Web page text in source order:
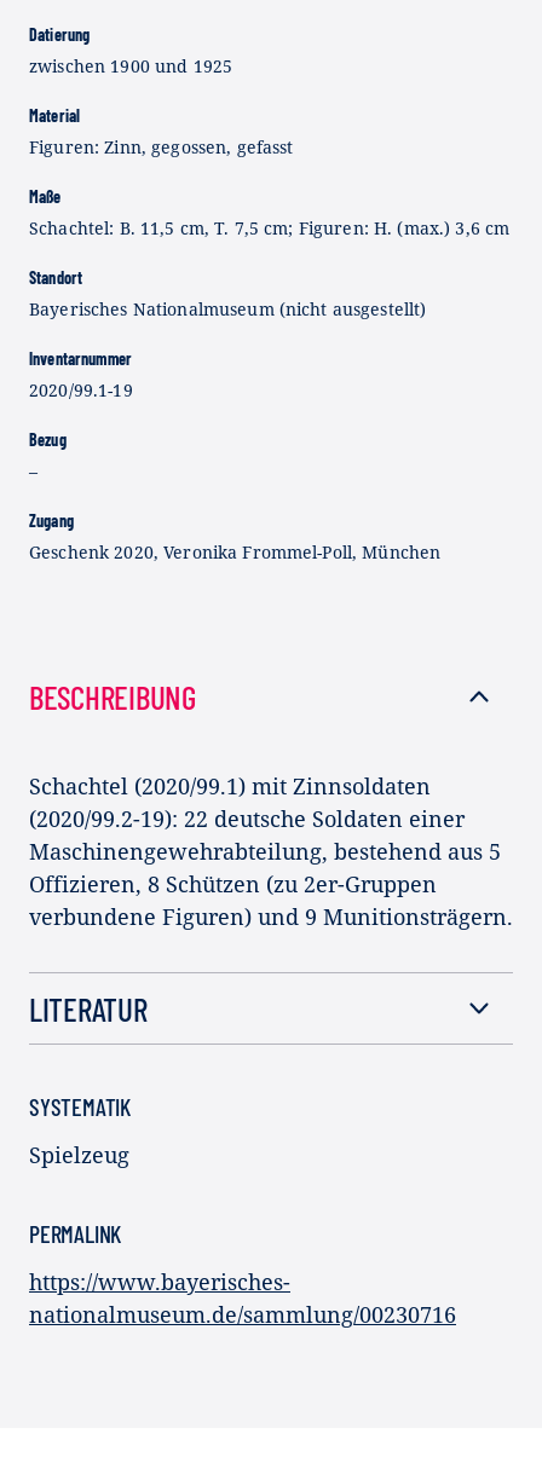
Datierung
zwischen 1900 und 1925
Material
Figuren: Zinn, gegossen, gefasst
Maße
Schachtel: B. 11,5 cm, T. 7,5 cm; Figuren: H. (max.) 3,6 cm
Standort
Bayerisches Nationalmuseum (nicht ausgestellt)
Inventarnummer
2020/99.1-19
Bezug
–
Zugang
Geschenk 2020, Veronika Frommel-Poll, München
BESCHREIBUNG
Schachtel (2020/99.1) mit Zinnsoldaten
(2020/99.2-19): 22 deutsche Soldaten einer
Maschinengewehrabteilung, bestehend aus 5
Offizieren, 8 Schützen (zu 2er-Gruppen
verbundene Figuren) und 9 Munitionsträgern.
LITERATUR
SYSTEMATIK
Spielzeug
PERMALINK
https://www.bayerisches-
nationalmuseum.de/sammlung/00230716